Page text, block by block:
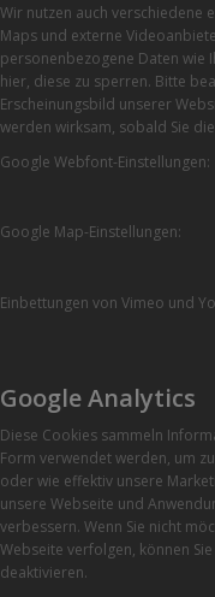
Wir nutzen auch verschiedene
Maps und externe
personenbezogene Daten wie
hier, diese zu sperren. Bitte
Erscheinungsbild unserer
werden wirksam, sobald Sie
Google Webfont-Einstellungen:
Google Map-Einstellungen:
Einbettungen von Vimeo und
Google Analytics
Diese Cookies sammeln
Form verwendet werden, um
oder wie effektiv unsere
unsere Webseite und
verbessern. Wenn Sie nicht
Webseite verfolgen, können
deaktivieren.